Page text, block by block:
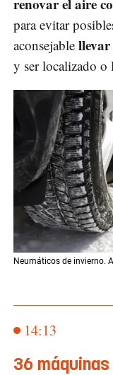
renovar el aire
para evitar
aconsejable
y ser localizado o
Neumáticos de invierno.
14:13
36